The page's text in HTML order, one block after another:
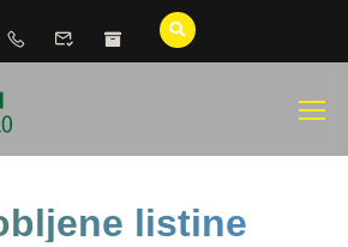
listine